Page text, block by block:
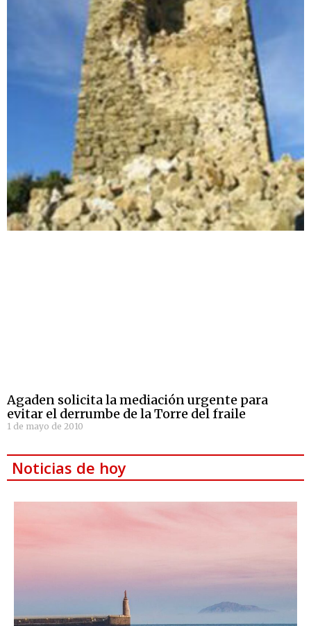
Agaden solicita la mediación urgente para
evitar el derrumbe de la Torre del fraile
1 de mayo de 2010
Noticias de hoy